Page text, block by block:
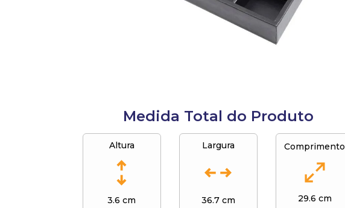
Medida Total do Produto
Altura
3.6 cm
Largura
36.7 cm
Comprimento
29.6 cm